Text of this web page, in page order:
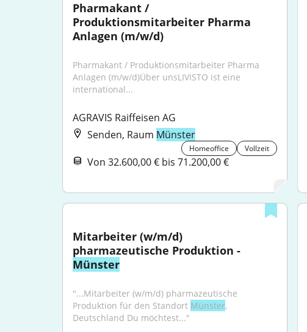
Pharmakant /
Produktionsmitarbeiter Pharma
Anlagen (m/w/d)
Pharmakant / Produktionsmitarbeiter Pharma
Anlagen (m/w/d)Über unsLIVISTO ist eine
international...
AGRAVIS Raiffeisen AG
Senden, Raum Münster
Homeoffice Vollzeit
Von 32.600,00 € bis 71.200,00 €
Mitarbeiter (w/m/d)
Münster
"...Mitarbeiter (w/m/d) pharmazeutische
Produktion für den Standort Münster,
Deutschland Du möchtest..."